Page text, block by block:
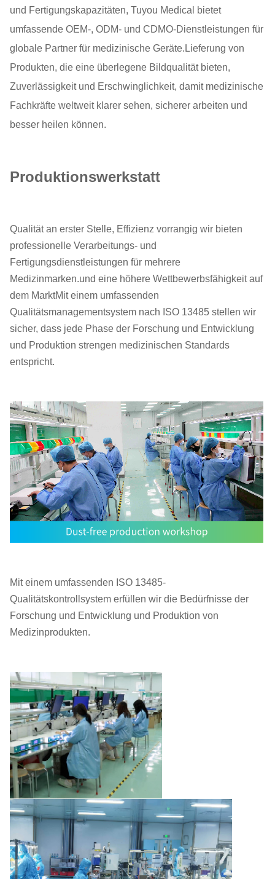
und Fertigungskapazitäten, Tuyou Medical bietet
umfassende OEM-, ODM- und CDMO-Dienstleistungen für
globale Partner für medizinische Geräte.Lieferung von
Produkten, die eine überlegene Bildqualität bieten,
Zuverlässigkeit und Erschwinglichkeit, damit medizinische
Fachkräfte weltweit klarer sehen, sicherer arbeiten und
besser heilen können.
Produktionswerkstatt
Qualität an erster Stelle, Effizienz vorrangig wir bieten
professionelle Verarbeitungs- und
Fertigungsdienstleistungen für mehrere
Medizinmarken.und eine höhere Wettbewerbsfähigkeit auf
dem MarktMit einem umfassenden
Qualitätsmanagementsystem nach ISO 13485 stellen wir
sicher, dass jede Phase der Forschung und Entwicklung
und Produktion strengen medizinischen Standards
entspricht.
Mit einem umfassenden ISO 13485-
Qualitätskontrollsystem erfüllen wir die Bedürfnisse der
Forschung und Entwicklung und Produktion von
Medizinprodukten.